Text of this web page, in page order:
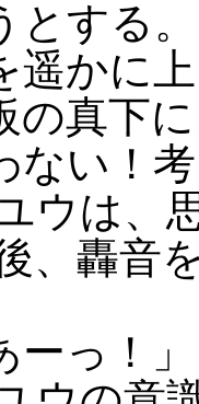
とする
遥かに
の真下
い！考
ウは、
、轟音
っ！」